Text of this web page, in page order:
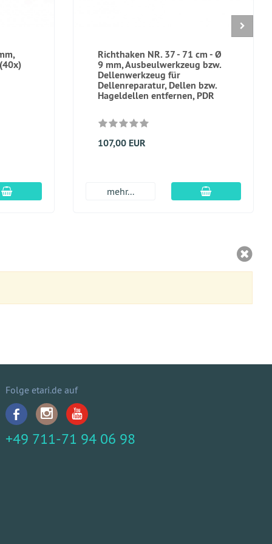
In den Warenkorb
Richthaken NR. 37 - 71 cm - Ø
9 mm, Ausbeulwerkzeug bzw.
Dellenwerkzeug für
Dellenreparatur, Dellen bzw.
Hageldellen entfernen, PDR
107,00 EUR
mehr... In den
Folge etari.de auf
+49 711-71 94 06 98